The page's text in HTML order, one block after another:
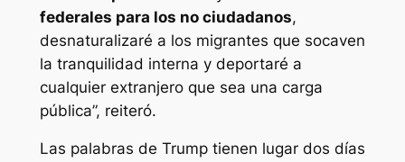
federales para los no ciudadanos,
desnaturalizaré a los migrantes que socaven
la tranquilidad interna y deportaré a
cualquier extranjero que sea una carga
pública”, reiteró.
Las palabras de Trump tienen lugar dos días